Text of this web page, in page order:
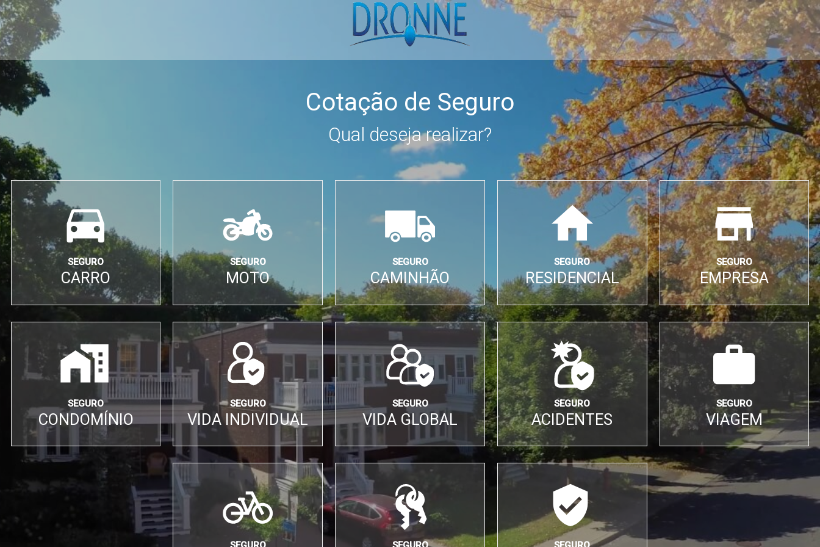
Cotação de Seguro
Qual deseja realizar?
SEGURO
CARRO
SEGURO
MOTO
SEGURO
CAMINHÃO
SEGURO
RESIDENCIAL
SEGURO
EMPRESA
SEGURO
CONDOMÍNIO
SEGURO
VIDA INDIVIDUAL
SEGURO
VIDA GLOBAL
SEGURO
ACIDENTES
SEGURO
VIAGEM
SEGURO SEGURO SEGURO